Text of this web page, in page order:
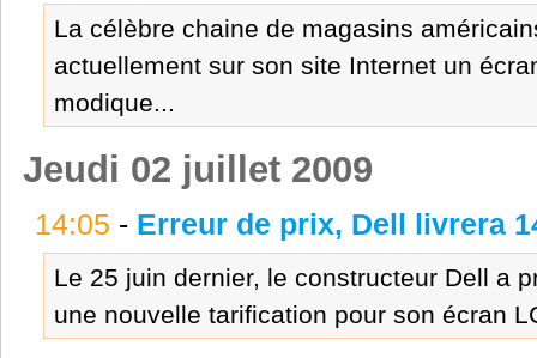
La célèbre chaine de magasins
actuellement sur son site Internet un
modique...
Jeudi 02 juillet 2009
14:05 - Erreur de prix, Dell livrera
Le 25 juin dernier, le constructeur Dell a
une nouvelle tarification pour son écran